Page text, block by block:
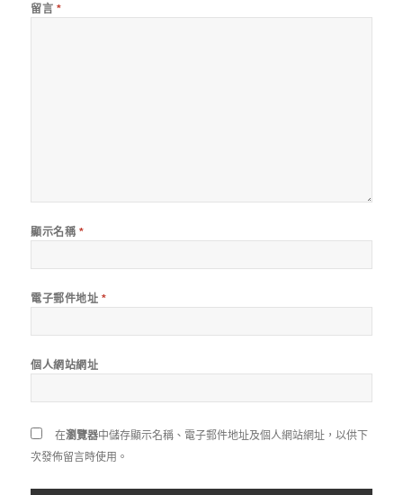
留言 *
顯示名稱 *
電子郵件地址 *
個人網站網址
在瀏覽器中儲存顯示名稱、電子郵件地址及個人網站網址，以供下
次發佈留言時使用。